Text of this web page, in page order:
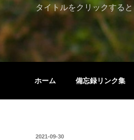
タイトルをクリックする
ホーム 備忘録リンク集
投
2021-09-30